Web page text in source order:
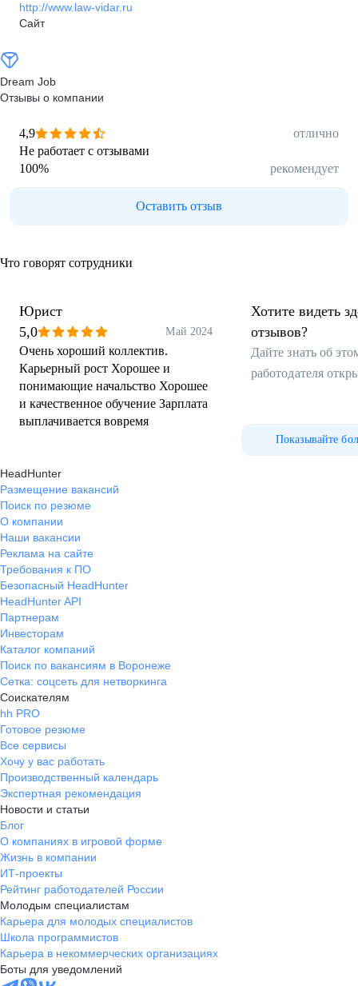
http://www.law-vidar.ru
Сайт
Dream Job
Отзывы о компании
4,9
отлично
Не работает с отзывами
100% рекомендует
Оставить отзыв
Что говорят сотрудники
Юрист
5,0
Май 2024
Очень хороший коллектив.
Карьерный рост Хорошее и
понимающие начальство Хорошее
и качественное обучение Зарплата
выплачивается вовремя
Хотите видеть
отзывов?
Дайте знать об
работодателя
Показывайте
HeadHunter
Размещение вакансий
Поиск по резюме
О компании
Наши вакансии
Реклама на сайте
Требования к ПО
Безопасный HeadHunter
HeadHunter API
Партнерам
Инвесторам
Каталог компаний
Поиск по вакансиям в Воронеже
Сетка: соцсеть для нетворкинга
Соискателям
hh PRO
Готовое резюме
Все сервисы
Хочу у вас работать
Производственный календарь
Экспертная рекомендация
Новости и статьи
Блог
О компаниях в игровой форме
Жизнь в компании
ИТ-проекты
Рейтинг работодателей России
Молодым специалистам
Карьера для молодых специалистов
Школа программистов
Карьера в некоммерческих организациях
Боты для уведомлений